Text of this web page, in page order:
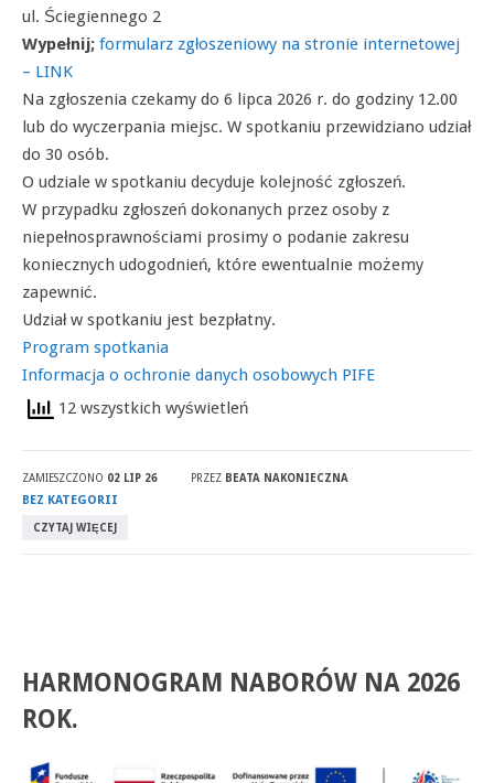
ul. Ściegiennego 2
Wypełnij; formularz zgłoszeniowy na stronie internetowej
– LINK
Na zgłoszenia czekamy do 6 lipca 2026 r. do godziny 12.00
lub do wyczerpania miejsc. W spotkaniu przewidziano udział
do 30 osób.
O udziale w spotkaniu decyduje kolejność zgłoszeń.
W przypadku zgłoszeń dokonanych przez osoby z
niepełnosprawnościami prosimy o podanie zakresu
koniecznych udogodnień, które ewentualnie możemy
zapewnić.
Udział w spotkaniu jest bezpłatny.
Program spotkania
Informacja o ochronie danych osobowych PIFE
12 wszystkich wyświetleń
ZAMIESZCZONO 02 LIP 26 PRZEZ BEATA NAKONIECZNA
BEZ KATEGORII
CZYTAJ WIĘCEJ
HARMONOGRAM NABORÓW NA 2026
ROK.